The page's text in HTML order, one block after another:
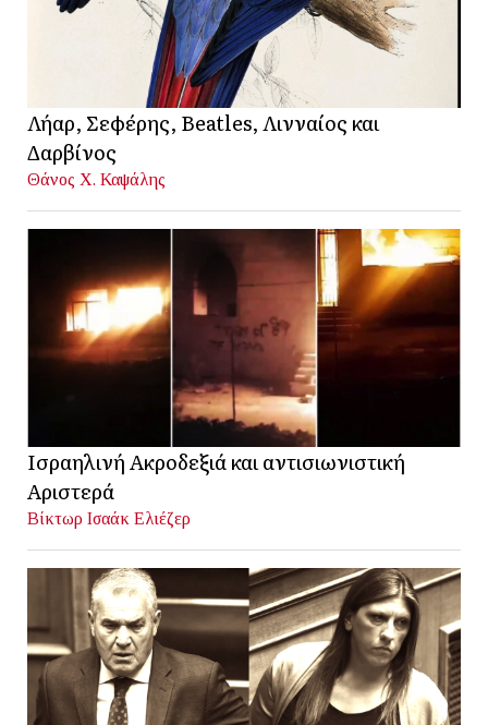
Λήαρ, Σεφέρης, Beatles, Λινναίος και
Δαρβίνος
Θάνος Χ. Καψάλης
Ισραηλινή Ακροδεξιά και αντισιωνιστική
Αριστερά
Βίκτωρ Ισαάκ Ελιέζερ